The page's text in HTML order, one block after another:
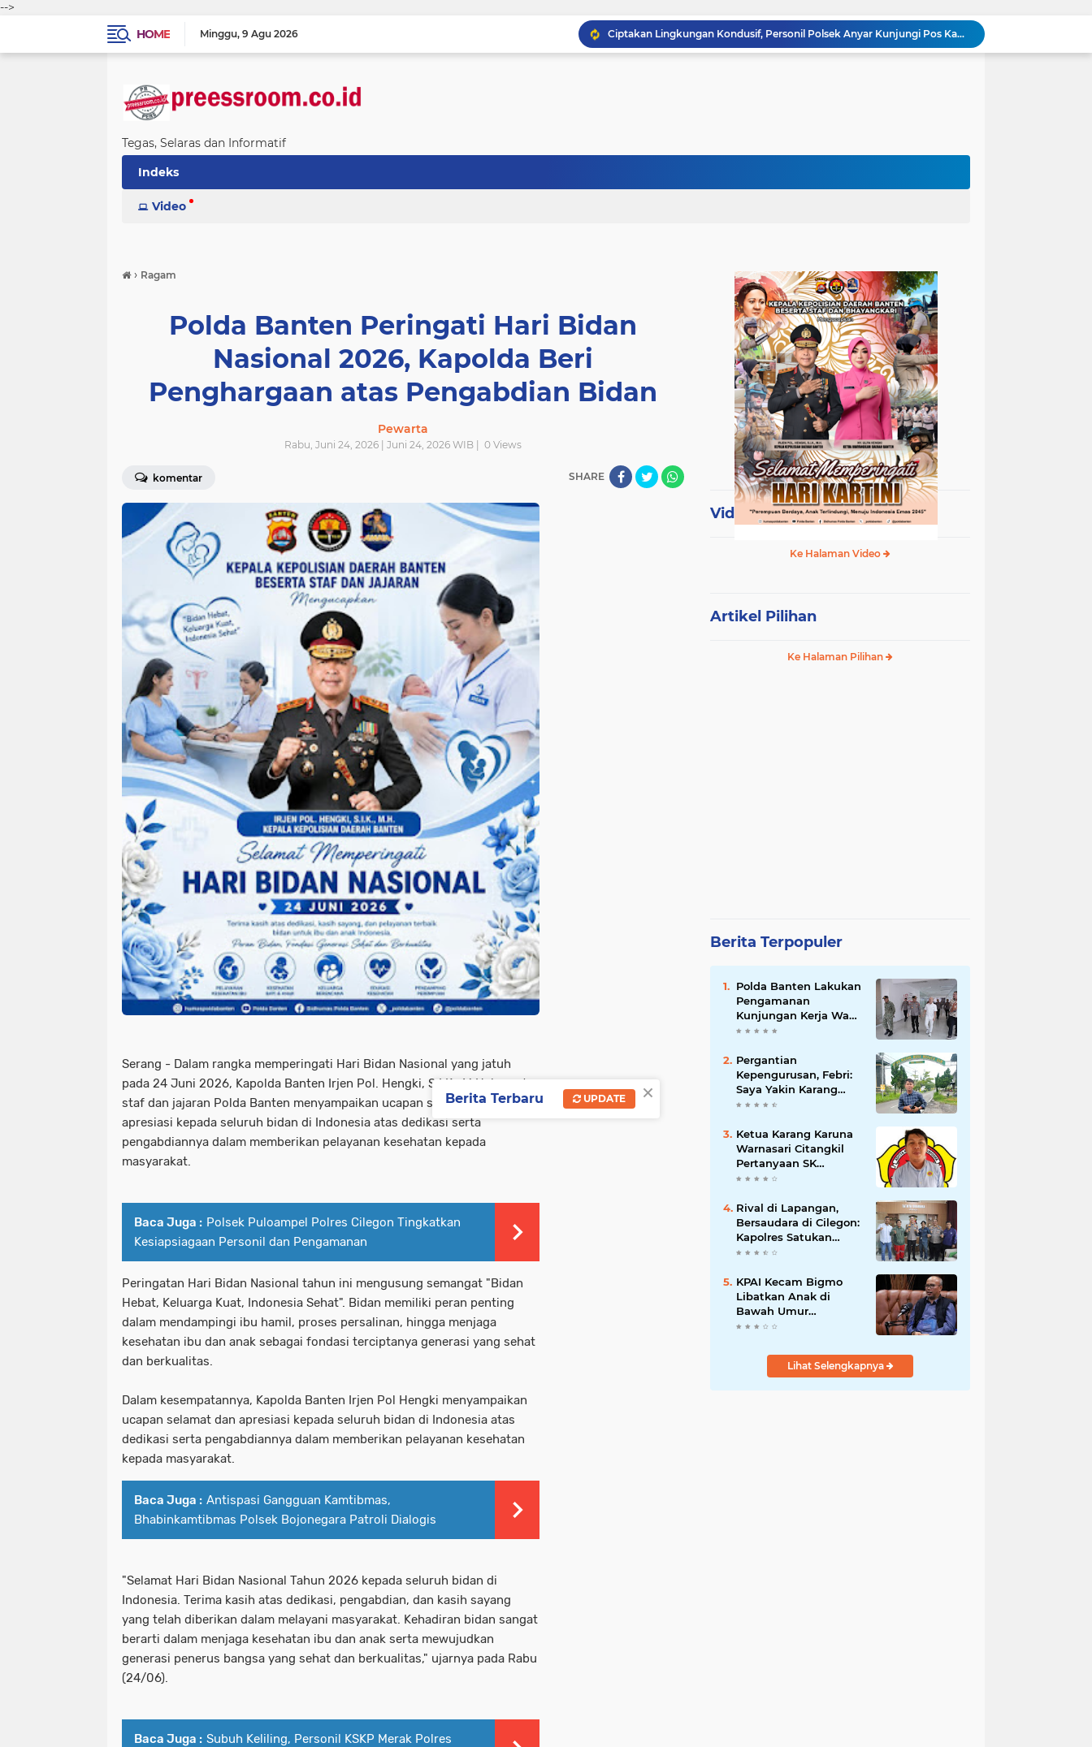
-->
HOME
Minggu 9 Agu 2026
Ciptakan Lingkungan Kondusif, Personil Polsek Anyar Kunjungi Pos Kamling
Cilegon Off Road Challenge Jadi Ajang Pererat Silaturahmi dan Kebersamaan
Polsek Bojonegara Salurkan 24 Ribu Liter Air Bersih dan Tandon, Hadirkan Harapan di Tengah Kemarau
Tegas, Selaras dan Informatif
Indeks
Video
› Ragam
Polda Banten Peringati Hari Bidan
Nasional 2026, Kapolda Beri
Penghargaan atas Pengabdian Bidan
Pewarta
Rabu, Juni 24, 2026 | Juni 24, 2026 WIB | 0 Views
komentar SHARE
Serang - Dalam rangka memperingati Hari Bidan Nasional yang jatuh
pada 24 Juni 2026, Kapolda Banten Irjen Pol. Hengki, S.I.K., M.H. beserta
staf dan jajaran Polda Banten menyampaikan ucapan selamat dan
apresiasi kepada seluruh bidan di Indonesia atas dedikasi serta
pengabdiannya dalam memberikan pelayanan kesehatan kepada
masyarakat.
Baca Juga : Polsek Puloampel Polres Cilegon Tingkatkan
Kesiapsiagaan Personil dan Pengamanan
Peringatan Hari Bidan Nasional tahun ini mengusung semangat "Bidan
Hebat, Keluarga Kuat, Indonesia Sehat". Bidan memiliki peran penting
dalam mendampingi ibu hamil, proses persalinan, hingga menjaga
kesehatan ibu dan anak sebagai fondasi terciptanya generasi yang sehat
dan berkualitas.
Dalam kesempatannya, Kapolda Banten Irjen Pol Hengki menyampaikan
ucapan selamat dan apresiasi kepada seluruh bidan di Indonesia atas
dedikasi serta pengabdiannya dalam memberikan pelayanan kesehatan
kepada masyarakat.
Baca Juga : Antispasi Gangguan Kamtibmas,
Bhabinkamtibmas Polsek Bojonegara Patroli Dialogis
"Selamat Hari Bidan Nasional Tahun 2026 kepada seluruh bidan di
Indonesia. Terima kasih atas dedikasi, pengabdian, dan kasih sayang
yang telah diberikan dalam melayani masyarakat. Kehadiran bidan sangat
berarti dalam menjaga kesehatan ibu dan anak serta mewujudkan
generasi penerus bangsa yang sehat dan berkualitas," ujarnya pada Rabu
(24/06).
Baca Juga : Subuh Keliling, Personil KSKP Merak Polres
Video Terpopuler
Ke Halaman Video
Artikel Pilihan
Ke Halaman Pilihan
Berita Terpopuler
Polda Banten Lakukan
Pengamanan
Kunjungan Kerja Wakil
Presiden RI
Pergantian
Kepengurusan, Febri:
Saya Yakin Karang
Taruna Wanakarsa
Kepemimpinan Bung
Entus Jauh Membawa
Manfaat
Ketua Karang Karuna
Warnasari Citangkil
Pertanyaan SK
Karetaker dan Urgensi
Berduka
Rival di Lapangan,
Bersaudara di Cilegon:
Kapolres Satukan
Viking dan Jak Mania
Piala Presiden 2026
KPAI Kecam Bigmo
Libatkan Anak di
Bawah Umur
Promosikan Liquid
Bertindak Tegas
Lihat Selengkapnya
×
Berita Terbaru UPDATE